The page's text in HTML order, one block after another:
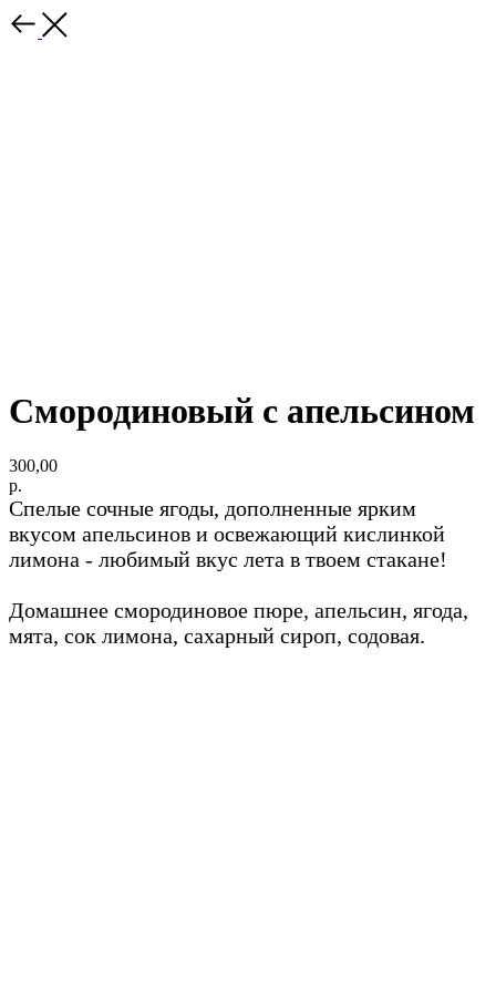
Смородиновый с апельсином
300,00
р.
Спелые сочные ягоды, дополненные ярким
вкусом апельсинов и освежающий кислинкой
лимона - любимый вкус лета в твоем стакане!
Домашнее смородиновое пюре, апельсин, ягода,
мята, сок лимона, сахарный сироп, содовая.